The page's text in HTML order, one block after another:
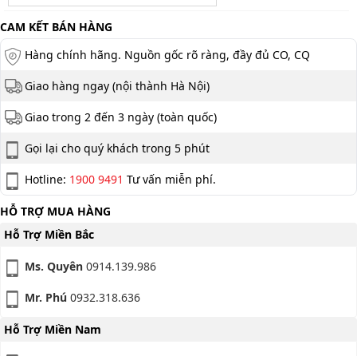
CAM KẾT BÁN HÀNG
Hàng chính hãng. Nguồn gốc rõ ràng, đầy đủ CO, CQ
Giao hàng ngay (nội thành Hà Nội)
Giao trong 2 đến 3 ngày (toàn quốc)
Gọi lại cho quý khách trong 5 phút
Hotline: 1900 9491 Tư vấn miễn phí.
HỖ TRỢ MUA HÀNG
Hỗ Trợ Miền Bắc
Ms. Quyên 0914.139.986
Mr. Phú 0932.318.636
Hỗ Trợ Miền Nam